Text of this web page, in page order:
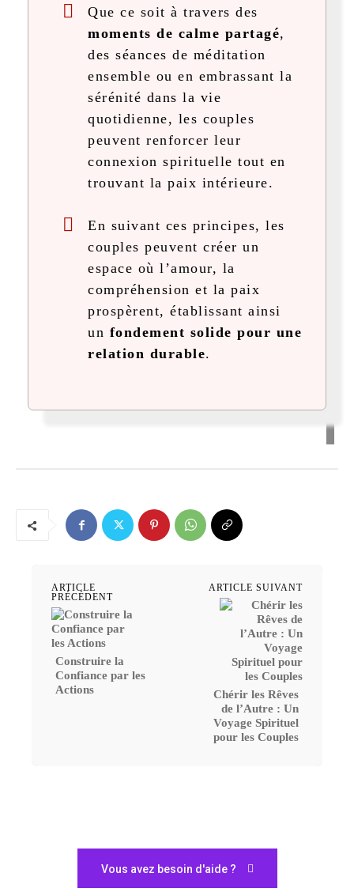
Que ce soit à travers des
moments de calme partagé,
des séances de méditation
ensemble ou en embrassant la
sérénité dans la vie
quotidienne, les couples
peuvent renforcer leur
connexion spirituelle tout en
trouvant la paix intérieure.
En suivant ces principes, les
couples peuvent créer un
espace où l’amour, la
compréhension et la paix
prospèrent, établissant ainsi
un fondement solide pour une
relation durable.
ARTICLE
PRÉCÉDENT
Construire la
Confiance par les
Actions
ARTICLE SUIVANT
Chérir les Rêves
de l’Autre : Un
Voyage Spirituel
pour les Couples
Vous avez besoin d'aide ?